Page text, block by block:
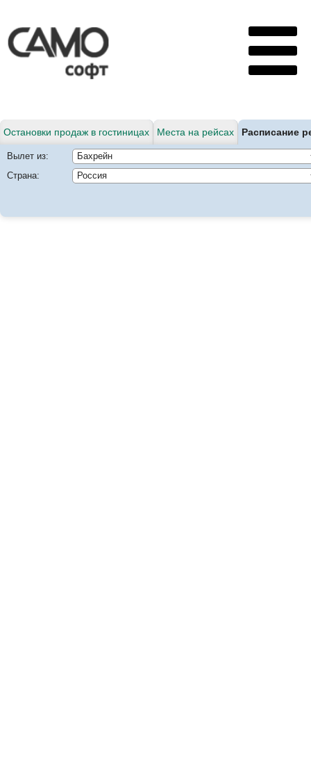
Остановки продаж в гостиницах Места на рейсах Расписание
Вылет из:
Страна: